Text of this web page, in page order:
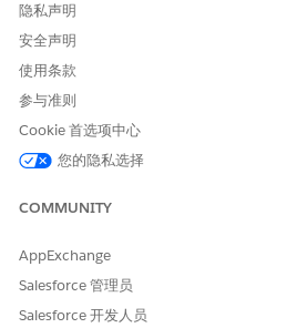
内容块现在具有特定于区域设置的版本
用选定区域设置的网店页面。
请与我们共享您的想法，以便
隐私声明
安全声明
使用条款
参与准则
Cookie 首选项中心
您的隐私选择
COMMUNITY
AppExchange
Salesforce 管理员
Salesforce 开发人员